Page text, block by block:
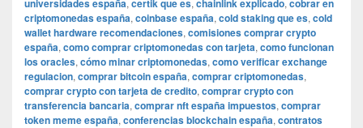
universidades españa, certik que es, chainlink explicado, cobrar en
criptomonedas españa, coinbase españa, cold staking que es, cold
wallet hardware recomendaciones, comisiones comprar crypto
españa, como comprar criptomonedas con tarjeta, como funcionan
los oracles, cómo minar criptomonedas, como verificar exchange
regulacion, comprar bitcoin españa, comprar criptomonedas,
comprar crypto con tarjeta de credito, comprar crypto con
transferencia bancaria, comprar nft españa impuestos, comprar
token meme españa, conferencias blockchain españa, contratos